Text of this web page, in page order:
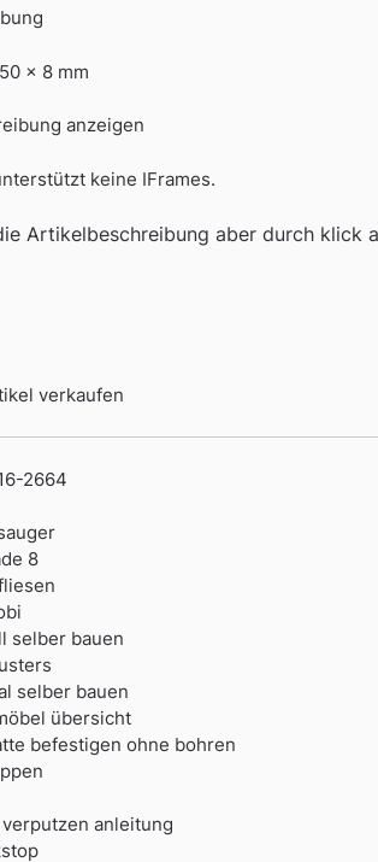
x 8 mm
anzeigen
keine IFrames.
Artikelbeschreibung aber durch klick
verkaufen
2664
8
selber bauen
selber bauen
übersicht
befestigen ohne bohren
anleitung